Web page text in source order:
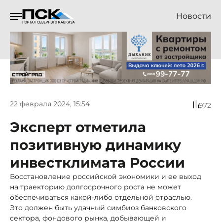
Новости
22 февраля 2024, 15:54 972
Эксперт отметила
позитивную динамику
инвестклимата России
Восстановление российской экономики и ее выход
на траекторию долгосрочного роста не может
обеспечиваться какой-либо отдельной отраслью.
Это должен быть удачный симбиоз банковского
сектора, фондового рынка, добывающей и